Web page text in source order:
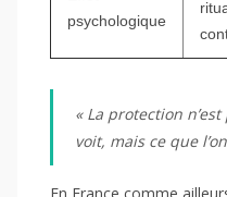
psychologique
« La protection
voit, mais ce que